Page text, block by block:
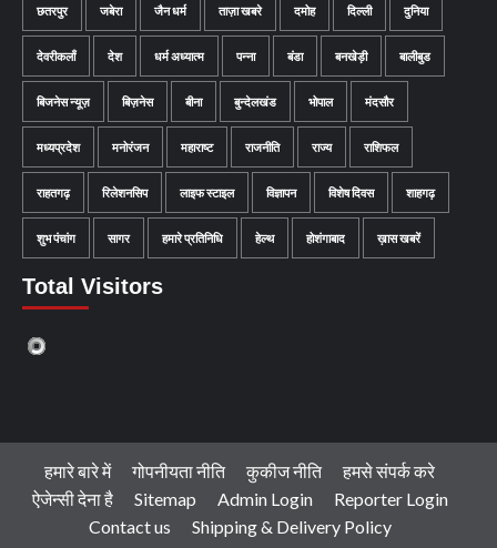
छतरपुर जबेरा जैन धर्म ताज़ा खबरे दमोह दिल्ली दुनिया
देवरीकलाँ देश धर्म अध्यात्म पन्ना बंडा बनखेड़ी बालीबुड
बिजनेस न्यूज़ बिज़नेस बीना बुन्देलखंड भोपाल मंदसौर
मध्यप्रदेश मनोरंजन महाराष्ट राजनीति राज्य राशिफल
राहतगढ़ रिलेशनसिप लाइफ स्टाइल विज्ञापन विशेष दिवस शाहगढ़
शुभ पंचांग सागर हमारे प्रतिनिधि हेल्थ होशंगाबाद ख़ास खबरें
Total Visitors
हमारे बारे में गोपनीयता नीति कुकीज नीति
हमसे संपर्क करे
ऐजेन्सी देना है
Sitemap Admin Login
Reporter Login
Contact us
Shipping & Delivery Policy